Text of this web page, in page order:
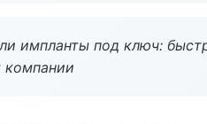
импланты под ключ: